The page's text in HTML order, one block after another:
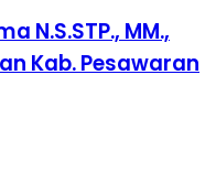
N.S.STP., MM.,
Kab. Pesawaran